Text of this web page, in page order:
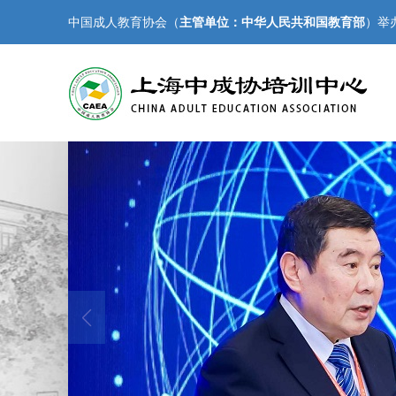
中国成人教育协会（主管单位：中华人民共和国教育部）举